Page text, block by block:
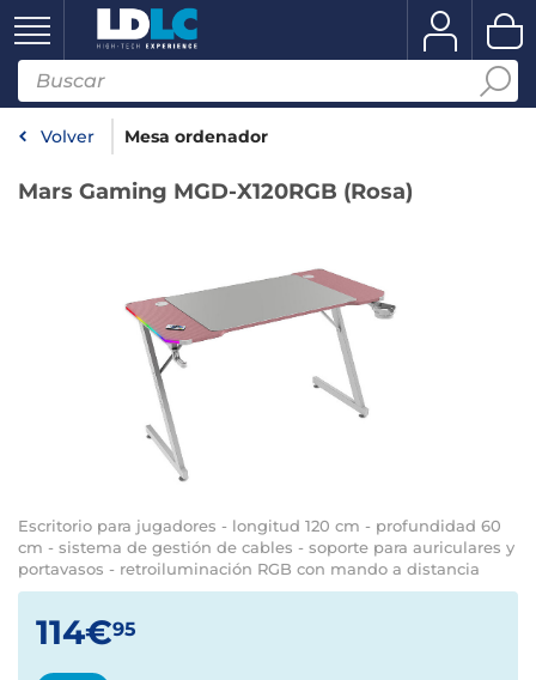
Volver Mesa ordenador
Mars Gaming MGD-X120RGB (Rosa)
Escritorio para jugadores - longitud 120 cm - profundidad 60
cm - sistema de gestión de cables - soporte para auriculares y
portavasos - retroiluminación RGB con mando a distancia
114€95